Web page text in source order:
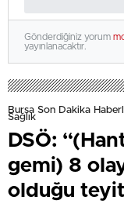
Gönderdiğiniz yorum
yayınlanacaktır.
Bursa Son Dakika
Sağlık
DSÖ:
gemi) 8
olduğu